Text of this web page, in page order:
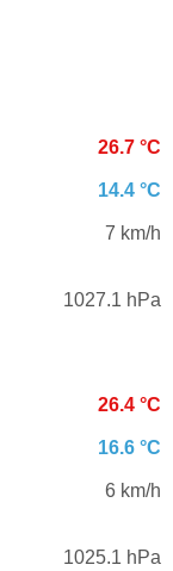
26.7 °C
14.4 °C
7 km/h
1027.1 hPa
26.4 °C
16.6 °C
6 km/h
1025.1 hPa